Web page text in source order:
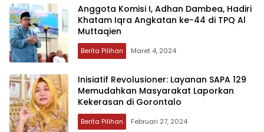
Anggota Komisi I, Adhan Dambea, Hadiri
Khatam Iqra Angkatan ke-44 di TPQ Al
Muttaqien
Berita Pilihan Maret 4, 2024
Inisiatif Revolusioner: Layanan SAPA 129
Memudahkan Masyarakat Laporkan
Kekerasan di Gorontalo
Berita Pilihan Februari 27, 2024